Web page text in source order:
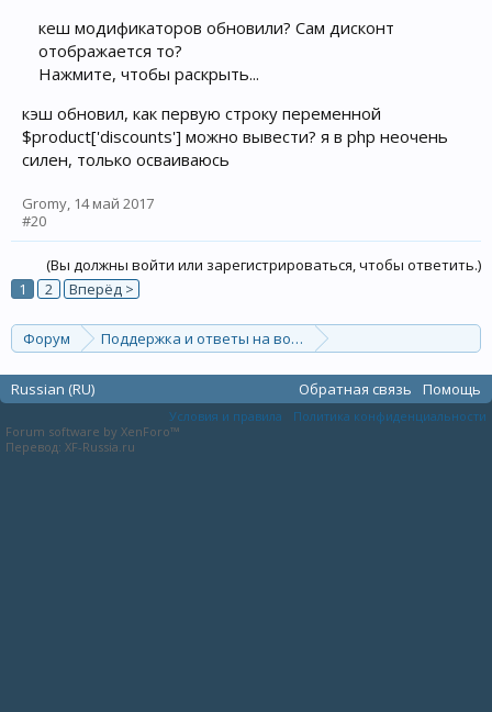
кеш модификаторов обновили? Сам дисконт
отображается то?
Нажмите, чтобы раскрыть...
кэш обновил, как первую строку переменной
$product['discounts'] можно вывести? я в php неочень
силен, только осваиваюсь
Gromy, 14 май 2017
#20
(Вы должны войти или зарегистрироваться, чтобы ответить.)
1
2 Вперёд >
Форум
Поддержка и ответы на вопросы
Russian (RU)
Обратная связь Помощь
Условия и правила
Политика конфиденциальности
Forum software by XenForo™
Перевод: XF-Russia.ru